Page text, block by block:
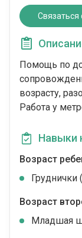
Связаться
Помощь по
возрасту,
Работа у
Навыки
Возраст
Груднички
Возраст
Младшая